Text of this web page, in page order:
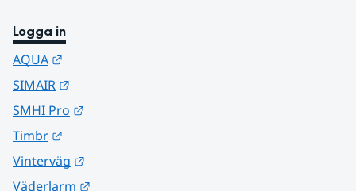
Logga in
AQUA
SIMAIR
SMHI Pro
Timbr
Vinterväg
Väderlarm